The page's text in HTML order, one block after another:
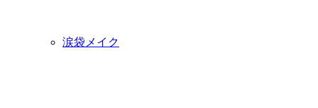
涙袋メイク